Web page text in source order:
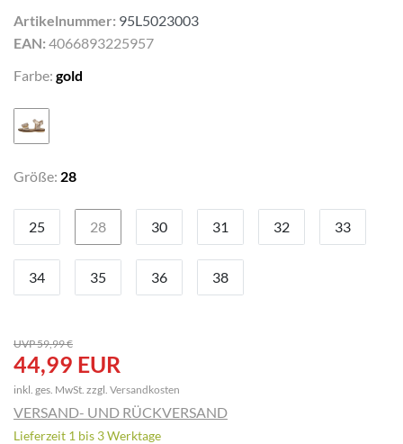
Artikelnummer: 95L5023003
EAN: 4066893225957
Farbe: gold
Größe: 28
25 28 30 31 32 33
34 35 36 38
UVP 59,99 €
44,99 EUR
inkl. ges. MwSt. zzgl. Versandkosten
VERSAND- UND RÜCKVERSAND
Lieferzeit 1 bis 3 Werktage